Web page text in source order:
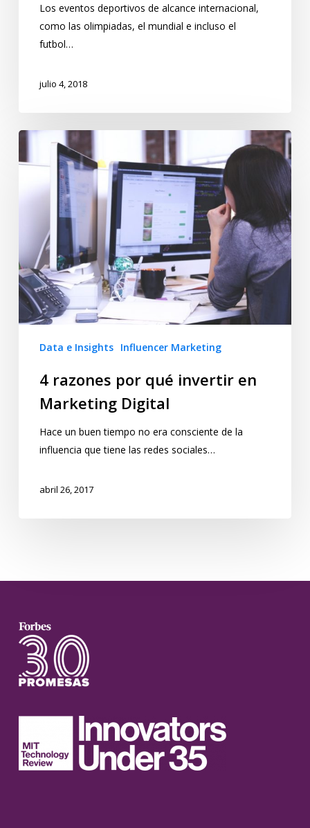
Los eventos deportivos de alcance internacional,
como las olimpiadas, el mundial e incluso el
futbol…
julio 4, 2018
Data e Insights Influencer Marketing
4 razones por qué invertir en
Marketing Digital
Hace un buen tiempo no era consciente de la
influencia que tiene las redes sociales…
abril 26, 2017